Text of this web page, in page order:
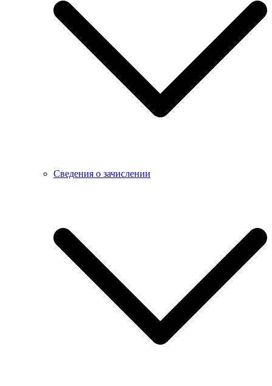
Сведения о зачислении